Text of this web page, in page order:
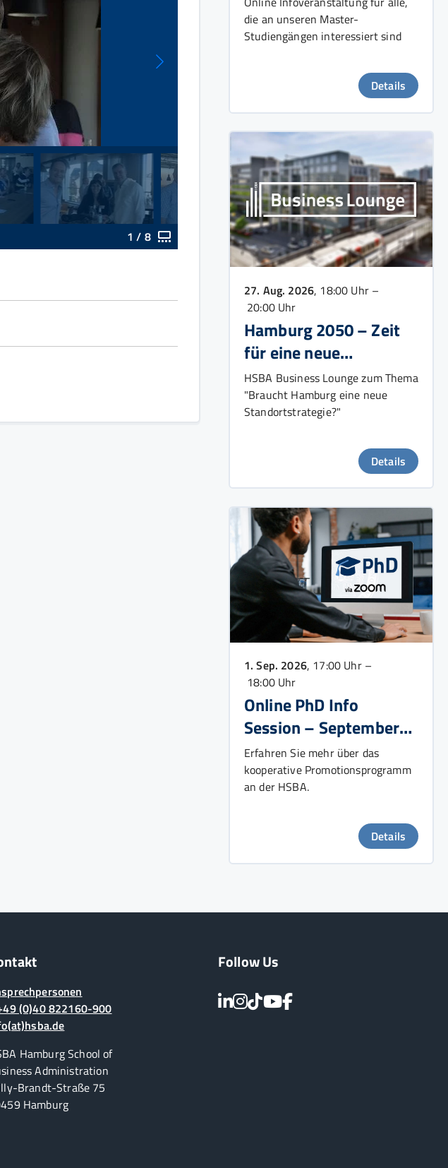
1 / 8
die an unseren Master-
Studiengängen interessiert sind
Details
27. Aug. 2026, 18:00 Uhr –
20:00 Uhr
Hamburg 2050 – Zeit
für eine neue
Wachstumsstrategie?
HSBA Business Lounge zum Thema
"Braucht Hamburg eine neue
Standortstrategie?"
Details
1. Sep. 2026, 17:00 Uhr –
18:00 Uhr
Online PhD Info
Session – September
2026
Erfahren Sie mehr über das
kooperative Promotionsprogramm
an der HSBA.
Details
(0)40 822160-900
Hamburg School of
Administration
Brandt-Straße 75
Hamburg
Follow Us